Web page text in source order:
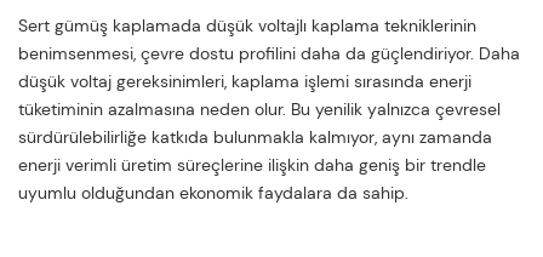
Sert gümüş kaplamada düşük voltajlı kaplama tekniklerinin
benimsenmesi, çevre dostu profilini daha da güçlendiriyor. Daha
düşük voltaj gereksinimleri, kaplama işlemi sırasında enerji
tüketiminin azalmasına neden olur. Bu yenilik yalnızca çevresel
sürdürülebilirliğe katkıda bulunmakla kalmıyor, aynı zamanda
enerji verimli üretim süreçlerine ilişkin daha geniş bir trendle
uyumlu olduğundan ekonomik faydalara da sahip.